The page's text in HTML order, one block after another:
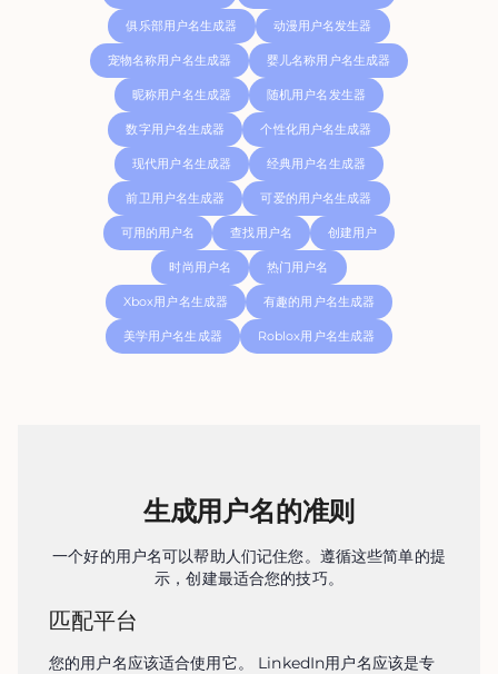
俱乐部用户名生成器 动漫用户名发生器
宠物名称用户名生成器 婴儿名称用户名生成器
昵称用户名生成器 随机用户名发生器
数字用户名生成器 个性化用户名生成器
现代用户名生成器 经典用户名生成器
前卫用户名生成器 可爱的用户名生成器
可用的用户名 查找用户名 创建用户
时尚用户名 热门用户名
Xbox用户名生成器 有趣的用户名生成器
美学用户名生成器 Roblox用户名生成器
生成用户名的准则
一个好的用户名可以帮助人们记住您。遵循这些简单的提
示，创建最适合您的技巧。
匹配平台
您的用户名应该适合使用它。 LinkedIn用户名应该是专